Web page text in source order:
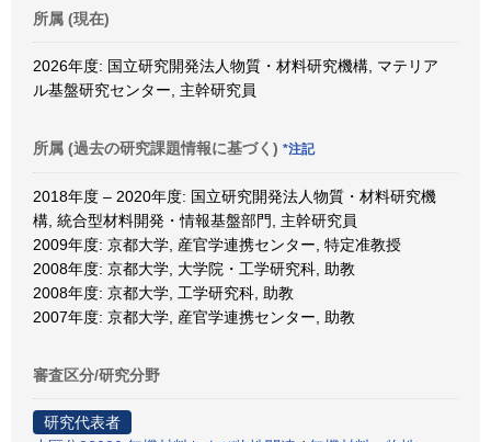
所属 (現在)
2026年度: 国立研究開発法人物質・材料研究機構, マテリア
ル基盤研究センター, 主幹研究員
所属 (過去の研究課題情報に基づく) *注記
2018年度 – 2020年度: 国立研究開発法人物質・材料研究機
構, 統合型材料開発・情報基盤部門, 主幹研究員
2009年度: 京都大学, 産官学連携センター, 特定准教授
2008年度: 京都大学, 大学院・工学研究科, 助教
2008年度: 京都大学, 工学研究科, 助教
2007年度: 京都大学, 産官学連携センター, 助教
審査区分/研究分野
研究代表者